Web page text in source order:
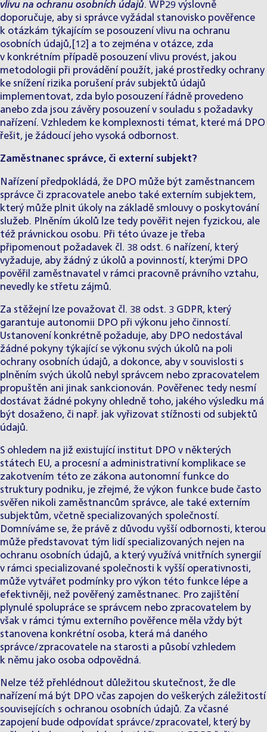
vlivu na ochranu osobních údajů. WP29 výslovně
doporučuje, aby si správce vyžádal stanovisko pověřence
k otázkám týkajícím se posouzení vlivu na ochranu
osobních údajů,[12] a to zejména v otázce, zda
v konkrétním případě posouzení vlivu provést, jakou
metodologii při provádění použít, jaké prostředky ochrany
ke snížení rizika porušení práv subjektů údajů
implementovat, zda bylo posouzení řádně provedeno
anebo zda jsou závěry posouzení v souladu s požadavky
nařízení. Vzhledem ke komplexnosti témat, které má DPO
řešit, je žádoucí jeho vysoká odbornost.
Zaměstnanec správce, či externí subjekt?
Nařízení předpokládá, že DPO může být zaměstnancem
správce či zpracovatele anebo také externím subjektem,
který může plnit úkoly na základě smlouvy o poskytování
služeb. Plněním úkolů lze tedy pověřit nejen fyzickou, ale
též právnickou osobu. Při této úvaze je třeba
připomenout požadavek čl. 38 odst. 6 nařízení, který
vyžaduje, aby žádný z úkolů a povinností, kterými DPO
pověřil zaměstnavatel v rámci pracovně právního vztahu,
nevedly ke střetu zájmů.
Za stěžejní lze považovat čl. 38 odst. 3 GDPR, který
garantuje autonomii DPO při výkonu jeho činností.
Ustanovení konkrétně požaduje, aby DPO nedostával
žádné pokyny týkající se výkonu svých úkolů na poli
ochrany osobních údajů, a dokonce, aby v souvislosti s
plněním svých úkolů nebyl správcem nebo zpracovatelem
propuštěn ani jinak sankcionován. Pověřenec tedy nesmí
dostávat žádné pokyny ohledně toho, jakého výsledku má
být dosaženo, či např. jak vyřizovat stížnosti od subjektů
údajů.
S ohledem na již existující institut DPO v některých
státech EU, a procesní a administrativní komplikace se
zakotvením této ze zákona autonomní funkce do
struktury podniku, je zřejmé, že výkon funkce bude často
svěřen nikoli zaměstnancům správce, ale také externím
subjektům, včetně specializovaných společností.
Domníváme se, že právě z důvodu vyšší odbornosti, kterou
může představovat tým lidí specializovaných nejen na
ochranu osobních údajů, a který využívá vnitřních synergií
v rámci specializované společnosti k vyšší operativnosti,
může vytvářet podmínky pro výkon této funkce lépe a
efektivněji, než pověřený zaměstnanec. Pro zajištění
plynulé spolupráce se správcem nebo zpracovatelem by
však v rámci týmu externího pověřence měla vždy být
stanovena konkrétní osoba, která má daného
správce/zpracovatele na starosti a působí vzhledem
k němu jako osoba odpovědná.
Nelze též přehlédnout důležitou skutečnost, že dle
nařízení má být DPO včas zapojen do veškerých záležitostí
souvisejících s ochranou osobních údajů. Za včasné
zapojení bude odpovídat správce/zpracovatel, který by